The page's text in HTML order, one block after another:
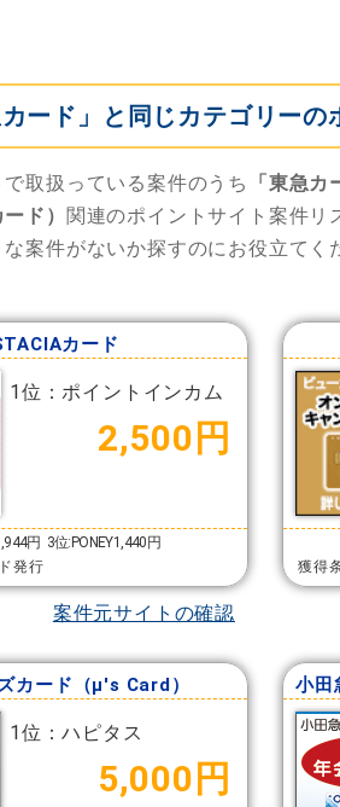
カード」と同じカテゴリー
取扱っている案件のうち 「東急カ
ド） 関連のポイントサイト案件リ
案件がないか探すのにお役立てく
カード
1位：ポイントインカム
2,500円
円 3位:PONEY1,440円
発行
案件元サイトの確認
獲得
カード（μ's Card）
1位：ハピタス
5,000円